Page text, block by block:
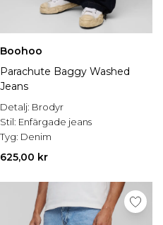
Boohoo
Parachute Baggy Washed
Jeans
Detalj: Brodyr
Stil: Enfärgade jeans
Tyg: Denim
625,00 kr